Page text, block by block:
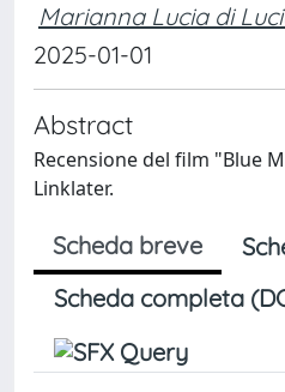
Marianna Lucia di
2025-01-01
Abstract
Recensione del film "Blue
Linklater.
Scheda breve
Scheda completa